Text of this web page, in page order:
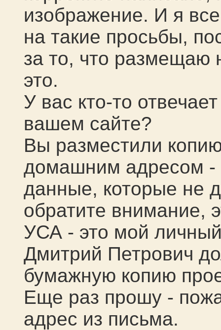
изображение. И я
на такие просьбы,
за то, что размещаю
это.
У вас кто-то
вашем сайте?
Вы разместили
домашним адресом -
данные, которые не
обратите внимание,
УСА - это мой
Дмитрий Петрович
бумажную копию
Еще раз прошу -
адрес из письма.